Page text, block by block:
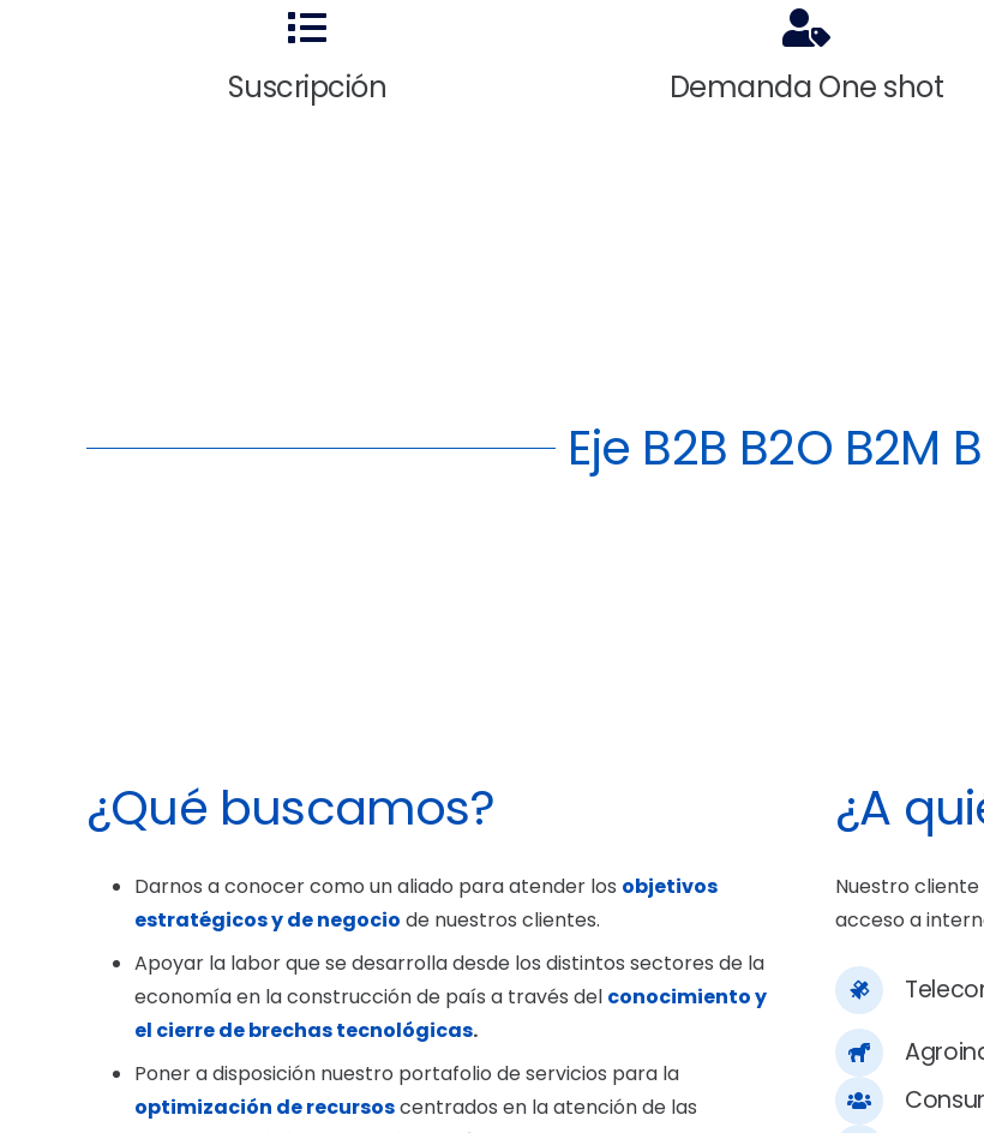
Suscripción Demanda One shot
Eje B2B B2O B2M
¿Qué buscamos?
Darnos a conocer como un aliado para atender los objetivos
estratégicos y de negocio de nuestros clientes.
Apoyar la labor que se desarrolla desde los distintos sectores de la
economía en la construcción de país a través del conocimiento y
el cierre de brechas tecnológicas.
Poner a disposición nuestro portafolio de servicios para la
optimización de recursoscentrados en la atención de las
¿A
Nuestro cliente
acceso a